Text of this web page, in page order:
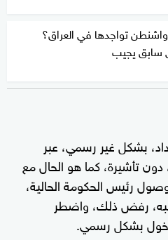
تواجدها في العراق؟
سابق يجيب
بشكل غير رسمي، عبر
دون تأشيرة، كما هو الحال مع
رئيس الحكومة الحالية،
رفض ذلك، واضطر
بشكل رسمي.